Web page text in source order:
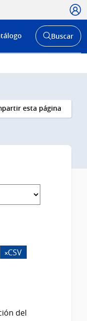
Menú
deAbrir
buscador
Buscar
esta página
CSV
del